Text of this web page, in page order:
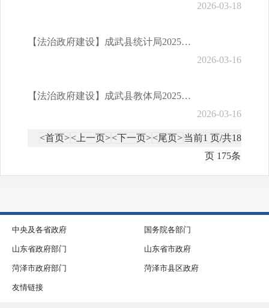
2026-03-18
【法治政府建设】成武县统计局2025年度法治政府建设情况报告
2026-03-16
【法治政府建设】成武县教体局2025年度法治政府建设情况报告
2026-03-16
<首页><上一页><下一页><尾页>当前1 页/共18
页 175条
中央及各省政府 国务院各部门
山东省政府部门 山东省市政府
菏泽市政府部门 菏泽市县区政府
友情链接